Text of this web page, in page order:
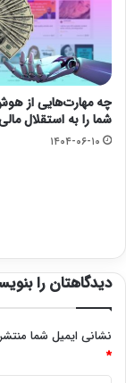
چه مهارت‌هایی از
شما را به استقلال
۱۴۰۴-۰۶-۱۰
دیدگاهتان را
نشانی ایمیل شما
*